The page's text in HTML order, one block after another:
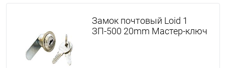
Замок почтовый Loid 1
ЗП-500 20mm Мастер-ключ